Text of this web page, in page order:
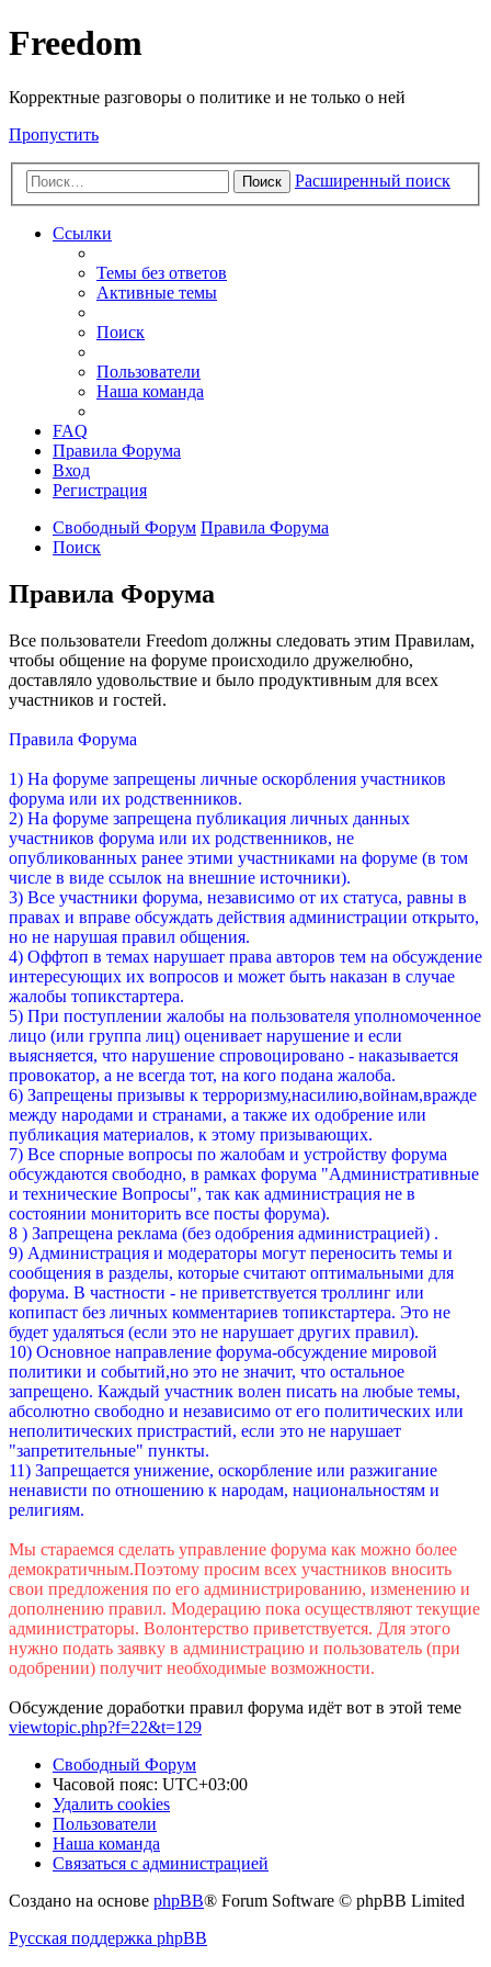
Freedom
Корректные разговоры о политике и не только о ней
Пропустить
Поиск Расширенный поиск
Ссылки
Темы без ответов
Активные темы
Поиск
Пользователи
Наша команда
FAQ
Правила Форума
Вход
Регистрация
Свободный Форум Правила Форума
Поиск
Правила Форума
Все пользователи Freedom должны следовать этим Правилам,
чтобы общение на форуме происходило дружелюбно,
доставляло удовольствие и было продуктивным для всех
участников и гостей.
Правила Форума
1) На форуме запрещены личные оскорбления участников
форума или их родственников.
2) На форуме запрещена публикация личных данных
участников форума или их родственников, не
опубликованных ранее этими участниками на форуме (в том
числе в виде ссылок на внешние источники).
3) Все участники форума, независимо от их статуса, равны в
правах и вправе обсуждать действия администрации открыто,
но не нарушая правил общения.
4) Оффтоп в темах нарушает права авторов тем на обсуждение
интересующих их вопросов и может быть наказан в случае
жалобы топикстартера.
5) При поступлении жалобы на пользователя уполномоченное
лицо (или группа лиц) оценивает нарушение и если
выясняется, что нарушение спровоцировано - наказывается
провокатор, а не всегда тот, на кого подана жалоба.
6) Запрещены призывы к терроризму,насилию,войнам,вражде
между народами и странами, а также их одобрение или
публикация материалов, к этому призывающих.
7) Все спорные вопросы по жалобам и устройству форума
обсуждаются свободно, в рамках форума "Административные
и технические Вопросы", так как администрация не в
состоянии мониторить все посты форума).
8 ) Запрещена реклама (без одобрения администрацией) .
9) Администрация и модераторы могут переносить темы и
сообщения в разделы, которые считают оптимальными для
форума. В частности - не приветствуется троллинг или
копипаст без личных комментариев топикстартера. Это не
будет удаляться (если это не нарушает других правил).
10) Основное направление форума-обсуждение мировой
политики и событий,но это не значит, что остальное
запрещено. Каждый участник волен писать на любые темы,
абсолютно свободно и независимо от его политических или
неполитических пристрастий, если это не нарушает
"запретительные" пункты.
11) Запрещается унижение, оскорбление или разжигание
ненависти по отношению к народам, национальностям и
религиям.
Мы стараемся сделать управление форума как можно более
демократичным.Поэтому просим всех участников вносить
свои предложения по его администрированию, изменению и
дополнению правил. Модерацию пока осуществляют текущие
администраторы. Волонтерство приветствуется. Для этого
нужно подать заявку в администрацию и пользователь (при
одобрении) получит необходимые возможности.
Обсуждение доработки правил форума идёт вот в этой теме
viewtopic.php?f=22&t=129
Свободный Форум
Часовой пояс: UTC+03:00
Удалить cookies
Пользователи
Наша команда
Связаться с администрацией
Создано на основе phpBB® Forum Software © phpBB Limited
Русская поддержка phpBB